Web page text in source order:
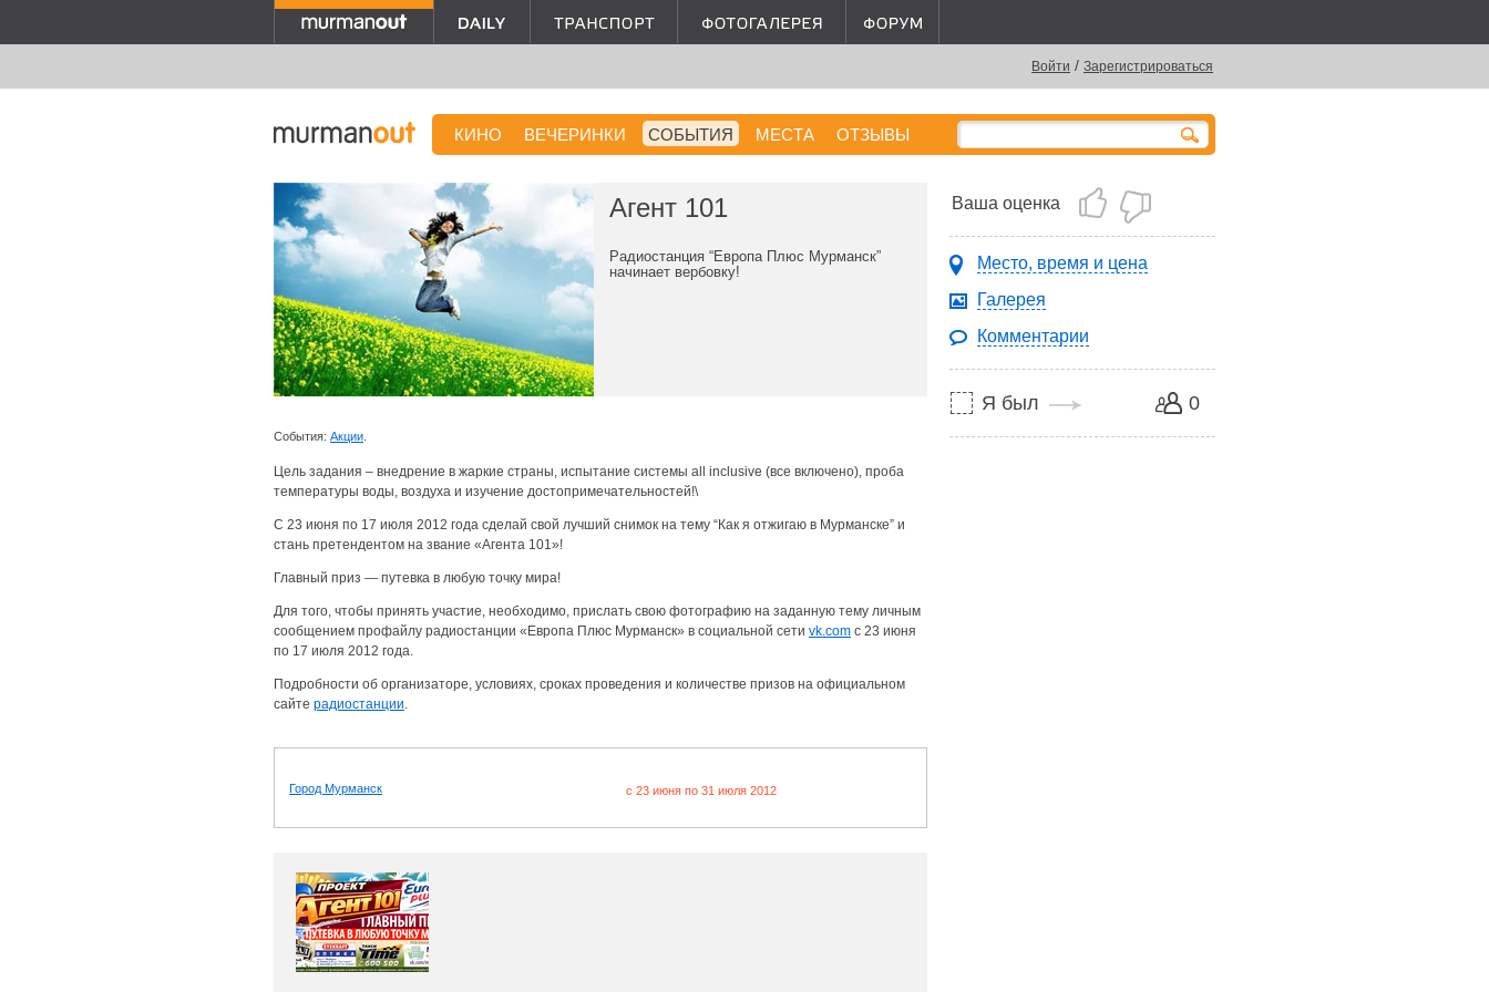
Войти / Зарегистрироваться
КИНО ВЕЧЕРИНКИ СОБЫТИЯ МЕСТА ОТЗЫВЫ
Ваша оценка
Место, время и цена
Галерея
Комментарии
0
Я был
Агент 101
Радиостанция “Европа Плюс Мурманск”
начинает вербовку!
События: Акции
Цель задания – внедрение в жаркие страны, испытание системы all inclusive (все включено), проба
температуры воды, воздуха и изучение достопримечательностей!\
С 23 июня по 17 июля 2012 года сделай свой лучший снимок на тему “Как я отжигаю в Мурманске” и
стань претендентом на звание «Агента 101»!
Главный приз — путевка в любую точку мира!
Для того, чтобы принять участие, необходимо, прислать свою фотографию на заданную тему личным
сообщением профайлу радиостанции «Европа Плюс Мурманск» в социальной сети vk.com с 23 июня
по 17 июля 2012 года.
Подробности об организаторе, условиях, сроках проведения и количестве призов на официальном
сайте радиостанции.
Город Мурманск c 23 июня по 31 июля 2012